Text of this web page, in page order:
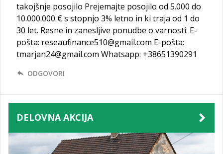
takojšnje posojilo Prejemajte posojilo od 5.000 do
10.000.000 € s stopnjo 3% letno in ki traja od 1 do
30 let. Resne in zanesljive ponudbe o varnosti. E-
pošta: reseaufinance510@gmail.com E-pošta:
tmarjan24@gmail.com Whatsapp: +38651390291
ODGOVORI
DELOVNA AKCIJA